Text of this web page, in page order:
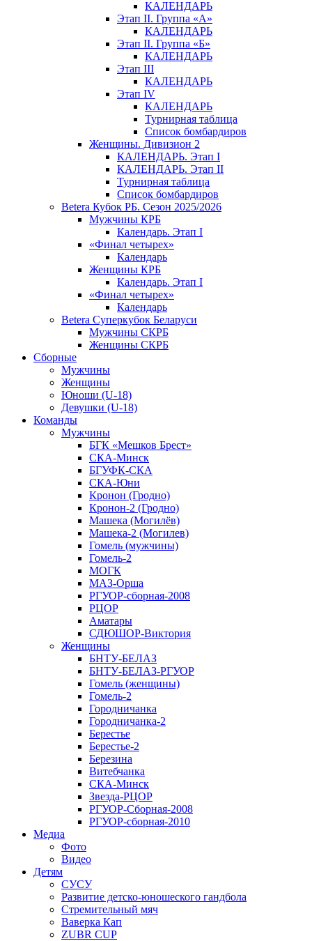
КАЛЕНДАРЬ
Этап II. Группа «А»
КАЛЕНДАРЬ
Этап II. Группа «Б»
КАЛЕНДАРЬ
Этап III
КАЛЕНДАРЬ
Этап IV
КАЛЕНДАРЬ
Турнирная таблица
Список бомбардиров
Женщины. Дивизион 2
КАЛЕНДАРЬ. Этап I
КАЛЕНДАРЬ. Этап II
Турнирная таблица
Список бомбардиров
Betera Кубок РБ. Сезон 2025/2026
Мужчины КРБ
Календарь. Этап I
«Финал четырех»
Календарь
Женщины КРБ
Календарь. Этап I
«Финал четырех»
Календарь
Betera Суперкубок Беларуси
Мужчины СКРБ
Женщины СКРБ
Сборные
Мужчины
Женщины
Юноши (U-18)
Девушки (U-18)
Команды
Мужчины
БГК «Мешков Брест»
СКА-Минск
БГУФК-СКА
СКА-Юни
Кронон (Гродно)
Кронон-2 (Гродно)
Машека (Могилёв)
Машека-2 (Могилев)
Гомель (мужчины)
Гомель-2
МОГК
МАЗ-Орша
РГУОР-сборная-2008
РЦОР
Аматары
СДЮШОР-Виктория
Женщины
БНТУ-БЕЛАЗ
БНТУ-БЕЛАЗ-РГУОР
Гомель (женщины)
Гомель-2
Городничанка
Городничанка-2
Берестье
Берестье-2
Березина
Витебчанка
СКА-Минск
Звезда-РЦОР
РГУОР-Сборная-2008
РГУОР-сборная-2010
Медиа
Фото
Видео
Детям
СУСУ
Развитие детско-юношеского гандбола
Стремительный мяч
Ваверка Кап
ZUBR CUP